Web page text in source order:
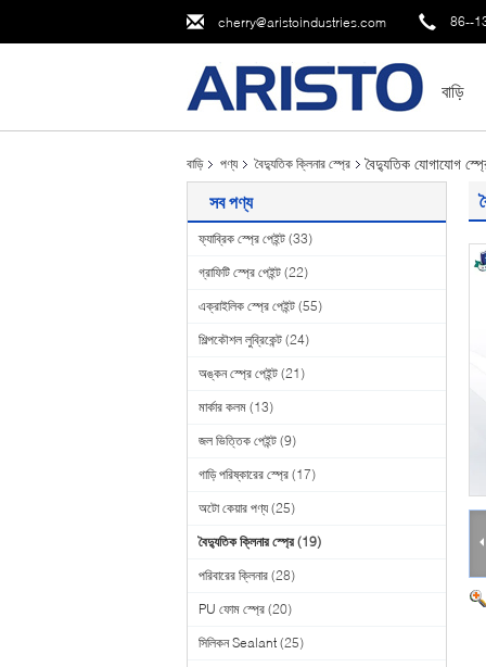
cherry@aristoindustries.com 86--
বাড়ি
বাড়ি পণ্য বৈদ্যুতিক ক্লিনার স্প্রে বৈদ্যুতিক যোগাযোগ
সব পণ্য
ফ্যাব্রিক স্প্রে পেইন্ট (33)
গ্রাফিটি স্প্রে পেইন্ট (22)
এক্রাইলিক স্প্রে পেইন্ট (55)
শিল্পকৌশল লুব্রিকেন্ট (24)
অঙ্কন স্প্রে পেইন্ট (21)
মার্কার কলম (13)
জল ভিত্তিক পেইন্ট (9)
গাড়ি পরিষ্কারের স্প্রে (17)
অটো কেয়ার পণ্য (25)
বৈদ্যুতিক ক্লিনার স্প্রে (19)
পরিবারের ক্লিনার (28)
PU ফোম স্প্রে (20)
সিলিকন Sealant (25)